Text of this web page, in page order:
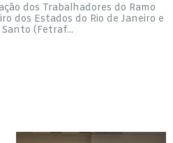
dos Trabalhadores do Ramo
dos Estados do Rio de Janeiro e
(Fetraf...